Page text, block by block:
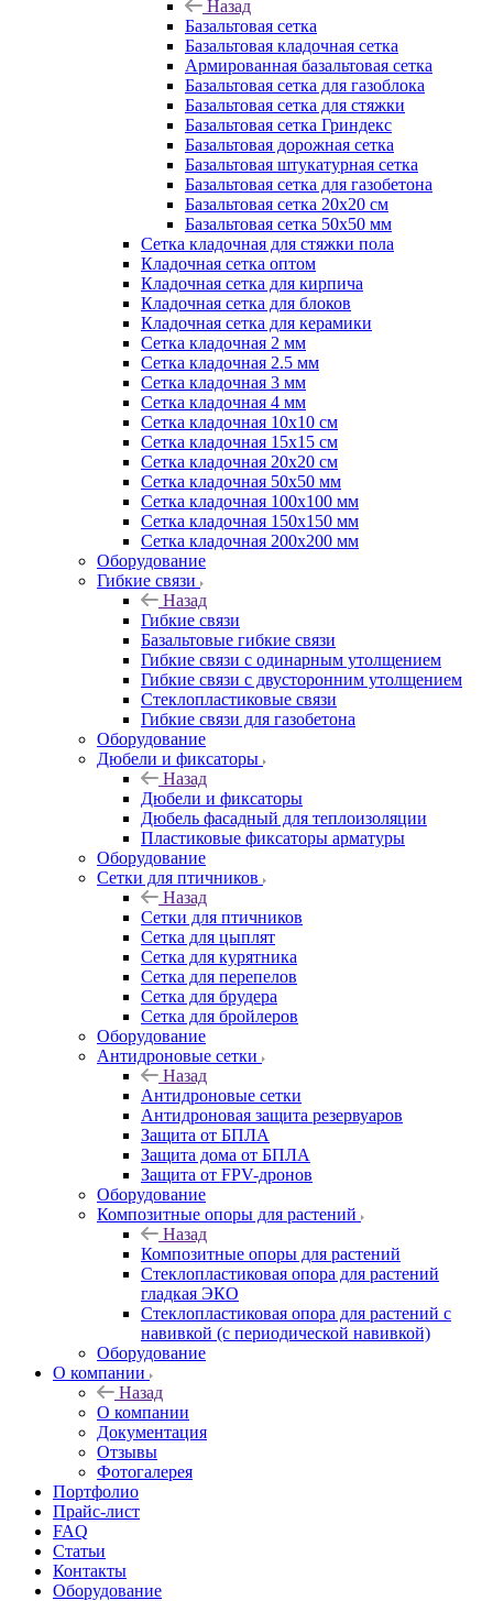
Назад
Базальтовая сетка
Базальтовая кладочная сетка
Армированная базальтовая сетка
Базальтовая сетка для газоблока
Базальтовая сетка для стяжки
Базальтовая сетка Гриндекс
Базальтовая дорожная сетка
Базальтовая штукатурная сетка
Базальтовая сетка для газобетона
Базальтовая сетка 20x20 см
Базальтовая сетка 50x50 мм
Сетка кладочная для стяжки пола
Кладочная сетка оптом
Кладочная сетка для кирпича
Кладочная сетка для блоков
Кладочная сетка для керамики
Сетка кладочная 2 мм
Сетка кладочная 2.5 мм
Сетка кладочная 3 мм
Сетка кладочная 4 мм
Сетка кладочная 10x10 см
Сетка кладочная 15x15 см
Сетка кладочная 20x20 см
Сетка кладочная 50x50 мм
Сетка кладочная 100x100 мм
Сетка кладочная 150x150 мм
Сетка кладочная 200x200 мм
Оборудование
Гибкие связи
Назад
Гибкие связи
Базальтовые гибкие связи
Гибкие связи с одинарным утолщением
Гибкие связи с двусторонним утолщением
Стеклопластиковые связи
Гибкие связи для газобетона
Оборудование
Дюбели и фиксаторы
Назад
Дюбели и фиксаторы
Дюбель фасадный для теплоизоляции
Пластиковые фиксаторы арматуры
Оборудование
Сетки для птичников
Назад
Сетки для птичников
Сетка для цыплят
Сетка для курятника
Сетка для перепелов
Сетка для брудера
Сетка для бройлеров
Оборудование
Антидроновые сетки
Назад
Антидроновые сетки
Антидроновая защита резервуаров
Защита от БПЛА
Защита дома от БПЛА
Защита от FPV-дронов
Оборудование
Композитные опоры для растений
Назад
Композитные опоры для растений
Стеклопластиковая опора для растений
гладкая ЭКО
Стеклопластиковая опора для растений с
навивкой (с периодической навивкой)
Оборудование
О компании
Назад
О компании
Документация
Отзывы
Фотогалерея
Портфолио
Прайс-лист
FAQ
Статьи
Контакты
Оборудование